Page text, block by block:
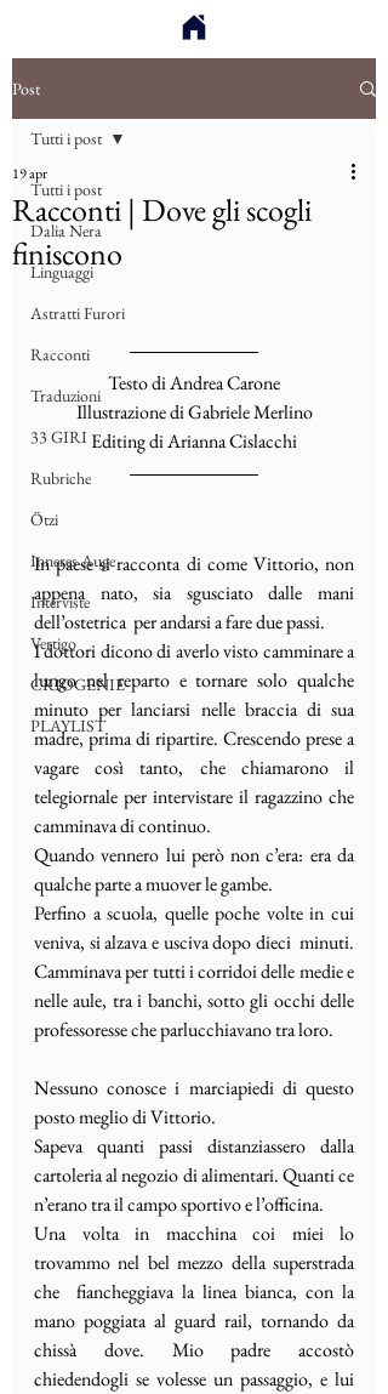
Post
Tutti i post
Dalia Nera
Linguaggi
Astratti Furori
Racconti
Traduzioni
33 GIRI
Rubriche
Ötzi
Inneres Auge
Interviste
Vertigo
CRIOGENIE
PLAYLIST
Tutti i post
Racconti | Dove gli scogli
finiscono
19 apr
Testo di Andrea Carone
Illustrazione di Gabriele Merlino
Editing di Arianna Cislacchi
In paese si racconta di come Vittorio, non
appena nato, sia sgusciato dalle mani
dell’ostetrica  per andarsi a fare due passi.
I dottori dicono di averlo visto camminare a
lungo nel reparto e tornare solo qualche
minuto per lanciarsi nelle braccia di sua
madre, prima di ripartire. Crescendo prese a
vagare così tanto, che chiamarono il
telegiornale per intervistare il ragazzino che
camminava di continuo.
Quando vennero lui però non c’era: era da
qualche parte a muover le gambe.
Perfino a scuola, quelle poche volte in cui
veniva, si alzava e usciva dopo dieci  minuti.
Camminava per tutti i corridoi delle medie e
nelle aule, tra i banchi, sotto gli occhi delle
professoresse che parlucchiavano tra loro.
Nessuno conosce i marciapiedi di questo
posto meglio di Vittorio.
Sapeva quanti passi distanziassero dalla
cartoleria al negozio di alimentari. Quanti ce
n’erano tra il campo sportivo e l’officina.
Una volta in macchina coi miei lo
trovammo nel bel mezzo della superstrada
che  fiancheggiava la linea bianca, con la
mano poggiata al guard rail, tornando da
chissà dove. Mio padre accostò
chiedendogli se volesse un passaggio, e lui